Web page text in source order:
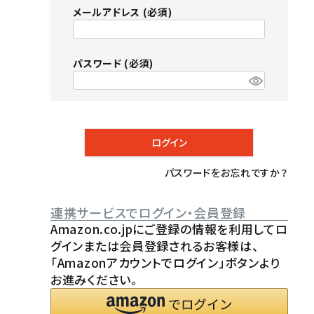
メールアドレス (必須)
パスワード (必須)
ログイン
パスワードをお忘れですか？
連携サービスでログイン・会員登録
Amazon.co.jpにご登録の情報を利用してロ
グインまたは会員登録されるお客様は、
「Amazonアカウントでログイン」ボタンより
お進みください。